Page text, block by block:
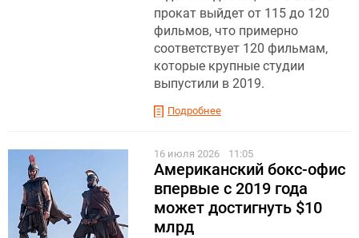
прокат выйдет от 115 до 120
фильмов, что примерно
соответствует 120 фильмам,
которые крупные студии
выпустили в 2019.
Подробнее
16 июля 2026 11:05
Американский бокс-офис
впервые с 2019 года
может достигнуть $10
млрд